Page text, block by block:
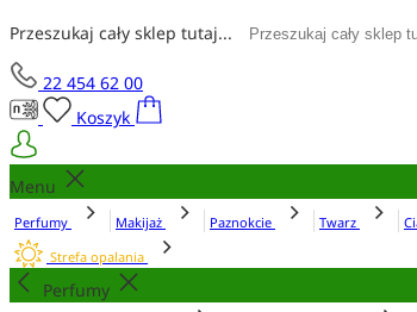
Przeszukaj cały sklep tutaj...
22 454 62 00
Koszyk
Menu
Perfumy Makijaż Paznokcie Twarz
Strefa opalania
Perfumy